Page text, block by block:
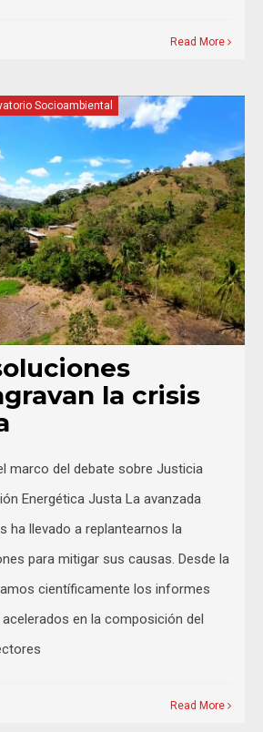
Read More
Socioambiental
la crisis
marco del debate sobre Justicia
Energética Justa La avanzada
ha llevado a replantearnos la
para mitigar sus causas. Desde la
científicamente los informes
en la composición del
Read More